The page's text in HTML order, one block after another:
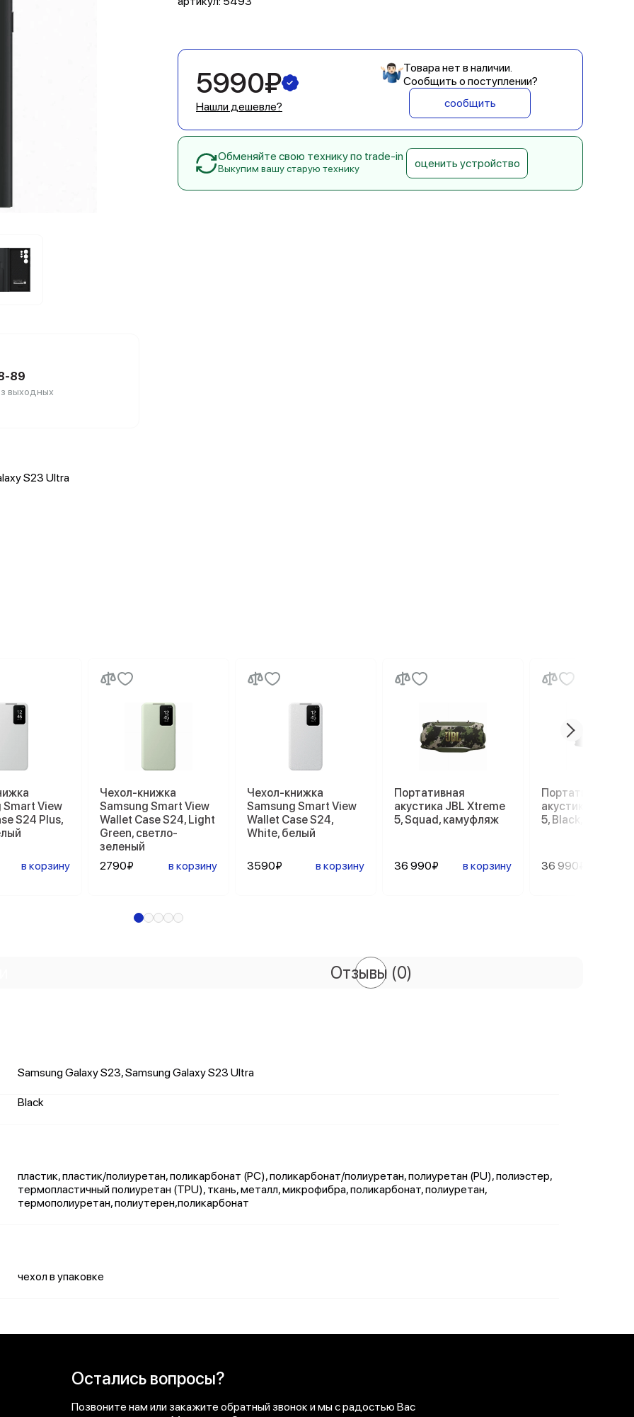
89
выходных
S23 Ultra
5990₽
Нашли дешевле?
Товара нет в наличии.
Сообщить о поступлении?
сообщить
Обменяйте свою технику по trade-in
Выкупим вашу старую технику оценить устройство
Smart View
S24 Plus,
в корзину
Чехол-книжка
Samsung Smart View
Wallet Case S24, Light
Green, светло-
зеленый
2790₽
в корзину
Чехол-книжка
Samsung Smart View
Wallet Case S24,
White, белый
3590₽ в корзину
Портативная
акустика JBL Xtreme
5, Squad, камуфляж
36 990₽ в корзину
Портативная
акустика JBL
5, Black, черный
36 990₽
Отзывы (0)
Samsung Galaxy S23, Samsung Galaxy S23 Ultra
Black
пластик, пластик/полиуретан, поликарбонат (PC), поликарбонат/полиуретан, полиуретан (PU), полиэстер,
термопластичный полиуретан (TPU), ткань, металл, микрофибра, поликарбонат, полиуретан,
термополиуретан, полиутерен,поликарбонат
чехол в упаковке
Остались вопросы?
Позвоните нам или закажите обратный звонок и мы с радостью Вас